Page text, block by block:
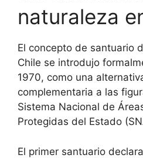
naturaleza
El concepto de santuario
Chile se introdujo
1970, como una
complementaria a las
Sistema Nacional de
Protegidas del Estado
El primer santuario